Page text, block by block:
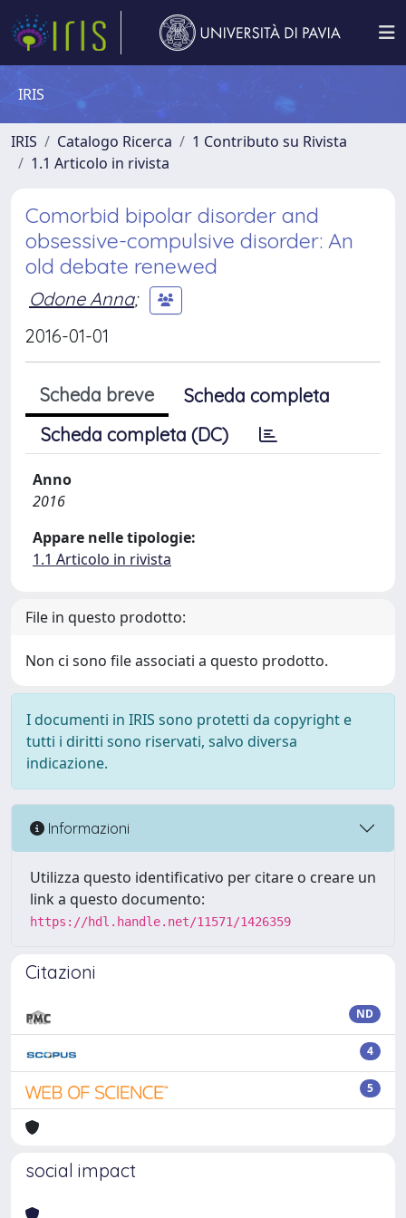
IRIS
IRIS Catalogo Ricerca
1 Contributo su Rivista
1.1 Articolo in rivista
Comorbid bipolar disorder and
obsessive-compulsive disorder: An
old debate renewed
Odone Anna;
2016-01-01
Scheda breve
Scheda completa
Scheda completa (DC)
Anno
2016
Appare nelle tipologie:
1.1 Articolo in rivista
File in questo prodotto:
Non ci sono file associati a questo prodotto.
I documenti in IRIS sono protetti da copyright e
tutti i diritti sono riservati, salvo diversa
indicazione.
Informazioni
Utilizza questo identificativo per citare o creare un
link a questo documento:
https://hdl.handle.net/11571/1426359
Citazioni
ND
4
5
social impact